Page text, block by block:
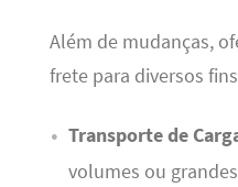
Além de mudanças,
frete para diversos
Transporte de
volumes ou